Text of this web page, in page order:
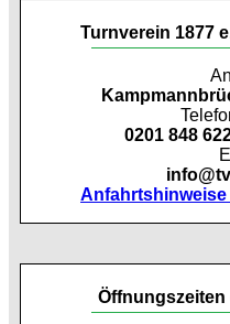
Turnverein 1877
0201 848
Anfahrtshinweise